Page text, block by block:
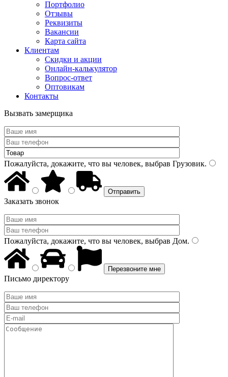
Портфолио
Отзывы
Реквизиты
Вакансии
Карта сайта
Клиентам
Скидки и акции
Онлайн-калькулятор
Вопрос-ответ
Оптовикам
Контакты
Вызвать замерщика
Пожалуйста, докажите, что вы человек, выбрав Грузовик.
Заказать звонок
Пожалуйста, докажите, что вы человек, выбрав Дом.
Письмо директору